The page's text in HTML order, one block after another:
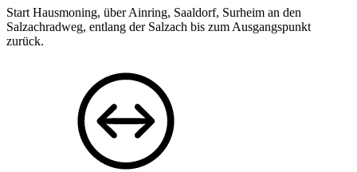
Start Hausmoning, über Ainring, Saaldorf, Surheim an den
Salzachradweg, entlang der Salzach bis zum Ausgangspunkt
zurück.